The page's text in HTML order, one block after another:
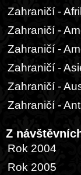
Zahraničí -
Zahraničí -
Zahraničí -
Zahraničí -
Zahraničí -
Zahraničí -
Z
Rok 2004
Rok 2005